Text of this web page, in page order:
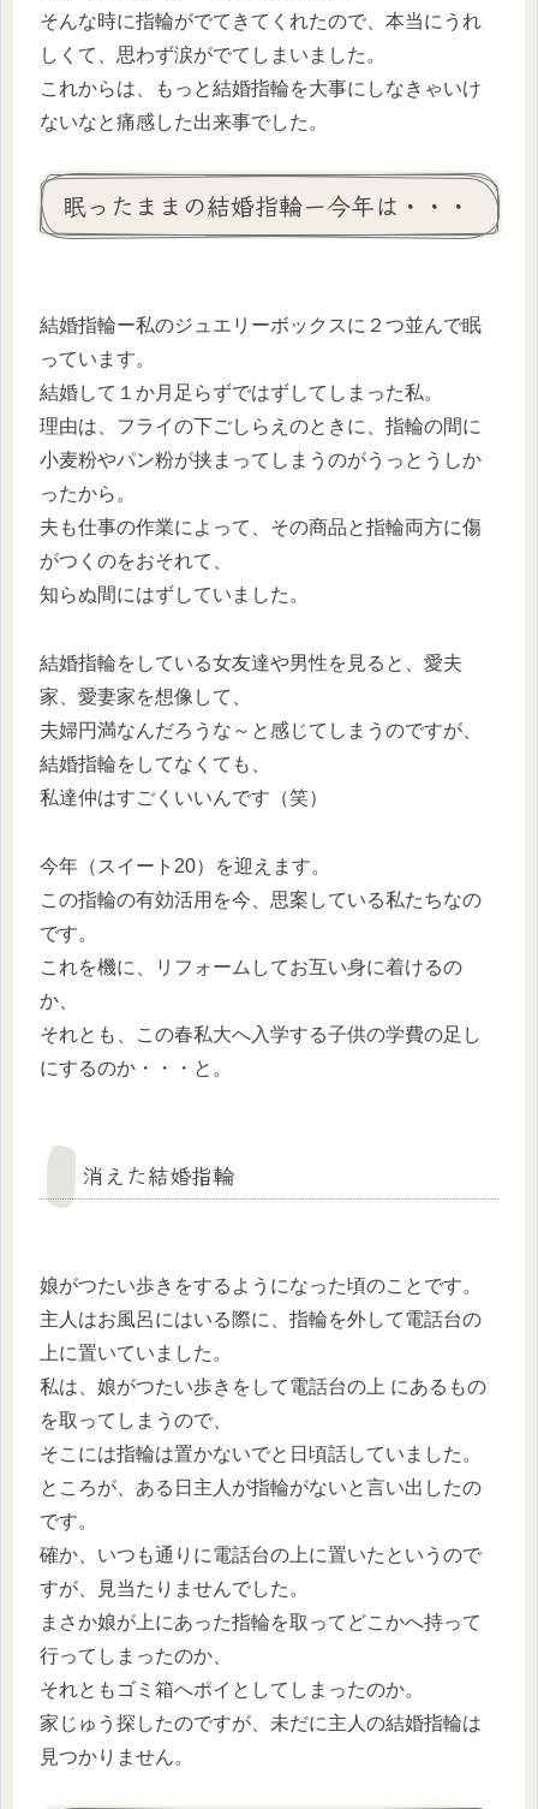
そんな時に指輪がでてきてくれたので、本当にうれ
しくて、思わず涙がでてしまいました。
これからは、もっと結婚指輪を大事にしなきゃいけ
ないなと痛感した出来事でした。
眠ったままの結婚指輪ー今年は・・・
結婚指輪ー私のジュエリーボックスに２つ並んで眠
っています。
結婚して１か月足らずではずしてしまった私。
理由は、フライの下ごしらえのときに、指輪の間に
小麦粉やパン粉が挟まってしまうのがうっとうしか
ったから。
夫も仕事の作業によって、その商品と指輪両方に傷
がつくのをおそれて、
知らぬ間にはずしていました。
結婚指輪をしている女友達や男性を見ると、愛夫
家、愛妻家を想像して、
夫婦円満なんだろうな～と感じてしまうのですが、
結婚指輪をしてなくても、
私達仲はすごくいいんです（笑）
今年（スイート20）を迎えます。
この指輪の有効活用を今、思案している私たちなの
です。
これを機に、リフォームしてお互い身に着けるの
か、
それとも、この春私大へ入学する子供の学費の足し
にするのか・・・と。
消えた結婚指輪
娘がつたい歩きをするようになった頃のことです。
主人はお風呂にはいる際に、指輪を外して電話台の
上に置いていました。
私は、娘がつたい歩きをして電話台の上 にあるもの
を取ってしまうので、
そこには指輪は置かないでと日頃話していました。
ところが、ある日主人が指輪がないと言い出したの
です。
確か、いつも通りに電話台の上に置いたというので
すが、見当たりませんでした。
まさか娘が上にあった指輪を取ってどこかへ持って
行ってしまったのか、
それともゴミ箱へポイとしてしまったのか。
家じゅう探したのですが、未だに主人の結婚指輪は
見つかりません。